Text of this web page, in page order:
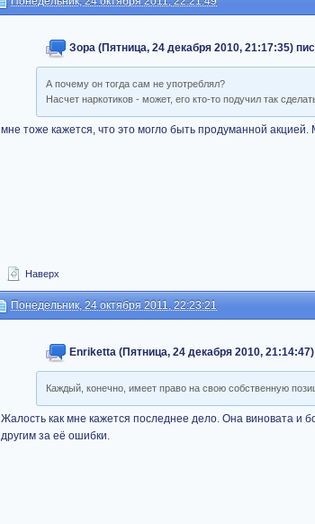
Зора (Пятница, 24 декабря 2010, 21:17:35)
А почему он тогда сам не употреблял?
Насчет наркотиков - может, его кто-то подучил так
мне тоже кажется, что это могло быть продуманной
Наверх
Понедельник, 24 октября 2011, 22:23:21
Enriketta (Пятница, 24 декабря 2010,
Каждый, конечно, имеет право на свою собственную
Жалость как мне кажется последнее дело. Она виновата и
другим за её ошибки.